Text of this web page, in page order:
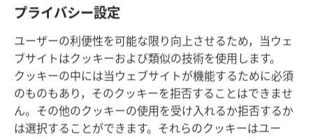
プライバシー設定
ユーザーの利便性を可能な限り向上させるため，当ウェ
ブサイトはクッキーおよび類似の技術を使用します。
クッキーの中には当ウェブサイトが機能するために必須
のものもあり，そのクッキーを拒否することはできませ
ん。その他のクッキーの使用を受け入れるか拒否するか
は選択することができます。それらのクッキーはユー
塚
を築いた o 。
25ソロモンは年に3回 p ，エホバのために造った祭壇
で全焼の犠牲と共食の犠牲を捧げ q ，エホバの前の祭壇で
犠牲の煙を立ち上らせた。こうしてソロモンは家を完成さ
せた 。
26ソロモン王はまた，エドム地方 s
の紅海の岸のエ
ロトに近いエツヨン･ゲベル
で船団をつくった。 27